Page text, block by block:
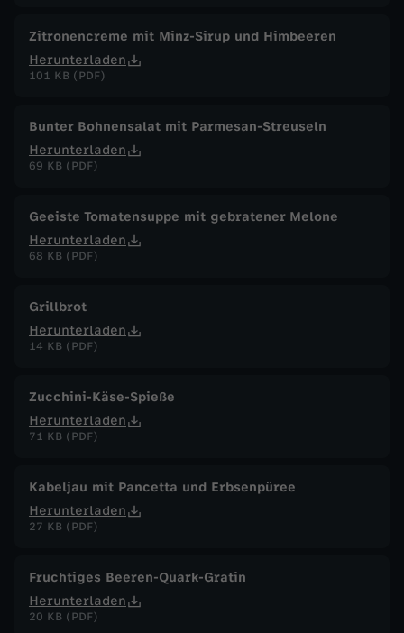
f
e
h
l
e
n
Zitronencreme mit Minz-Sirup und Himbeeren
Herunterladen
101 KB (PDF)
Bunter Bohnensalat mit Parmesan-Streuseln
Herunterladen
69 KB (PDF)
Geeiste Tomatensuppe mit gebratener Melone
Herunterladen
68 KB (PDF)
Grillbrot
Herunterladen
14 KB (PDF)
Zucchini-Käse-Spieße
Herunterladen
71 KB (PDF)
Kabeljau mit Pancetta und Erbsenpüree
Herunterladen
27 KB (PDF)
Fruchtiges Beeren-Quark-Gratin
Herunterladen
20 KB (PDF)